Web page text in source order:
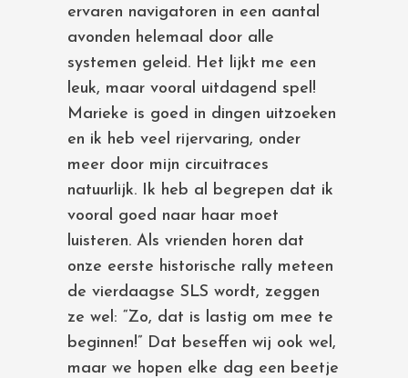
ervaren navigatoren in een aantal
avonden helemaal door alle
systemen geleid. Het lijkt me een
leuk, maar vooral uitdagend spel!
Marieke is goed in dingen uitzoeken
en ik heb veel rijervaring, onder
meer door mijn circuitraces
natuurlijk. Ik heb al begrepen dat ik
vooral goed naar haar moet
luisteren. Als vrienden horen dat
onze eerste historische rally meteen
de vierdaagse SLS wordt, zeggen
ze wel: “Zo, dat is lastig om mee te
beginnen!” Dat beseffen wij ook wel,
maar we hopen elke dag een beetje